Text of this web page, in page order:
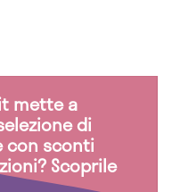
mette a
di
con sconti
Scoprile